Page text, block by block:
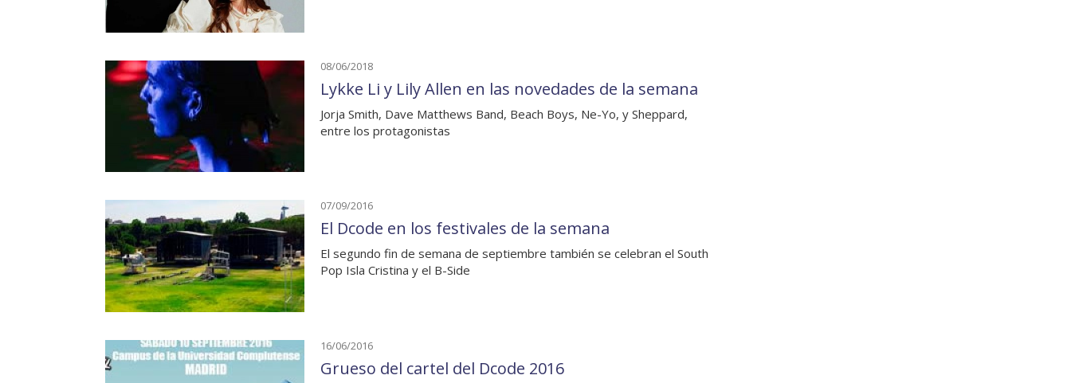
08/06/2018
Lykke Li y Lily Allen en las novedades de la semana
Jorja Smith, Dave Matthews Band, Beach Boys, Ne-Yo, y Sheppard,
entre los protagonistas
07/09/2016
El Dcode en los festivales de la semana
El segundo fin de semana de septiembre también se celebran el South
Pop Isla Cristina y el B-Side
16/06/2016
Grueso del cartel del Dcode 2016